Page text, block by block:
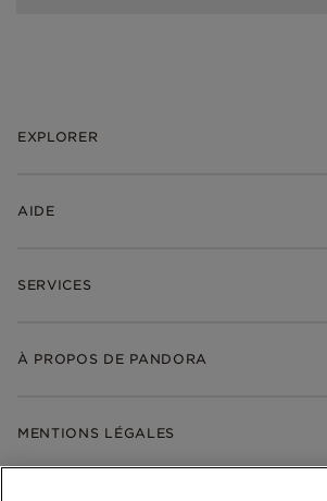
EXPLORER
Bijoux
Trouver une boutique
AIDE
Suivre ma commande
Échanges et retours
Prix en ligne et en boutique
Plan du site
SERVICES
Gravure
À PROPOS DE PANDORA
Carrières
MENTIONS LÉGALES